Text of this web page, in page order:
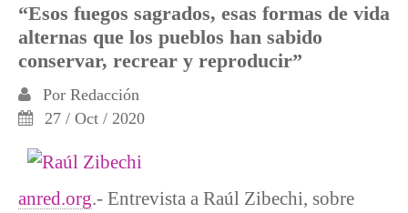
“Esos fuegos sagrados, esas formas de vida
alternas que los pueblos han sabido
conservar, recrear y reproducir”
Por Redacción
27 / Oct / 2020
anred.org.- Entrevista a Raúl Zibechi, sobre